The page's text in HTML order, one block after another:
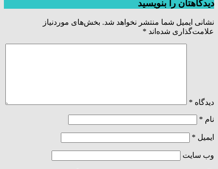
دیدگاهتان را بنویسید
نشانی ایمیل شما منتشر نخواهد شد. بخش‌های موردنیاز
علامت‌گذاری شده‌اند *
دیدگاه *
نام *
ایمیل *
وب‌ سایت